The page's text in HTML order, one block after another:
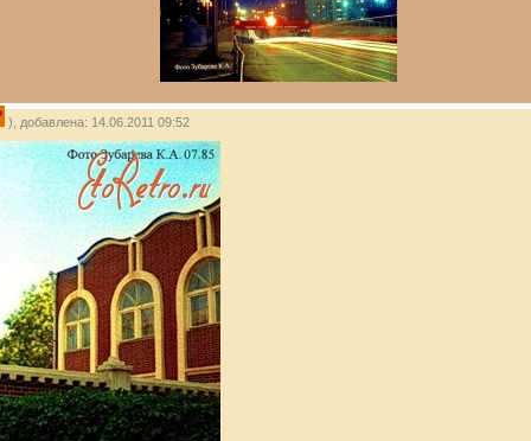
), добавлена: 14.06.2011 09:52